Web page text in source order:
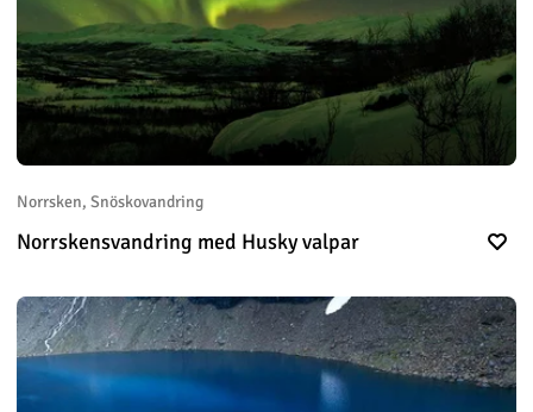
Norrsken, Snöskovandring
Norrskensvandring med Husky valpar